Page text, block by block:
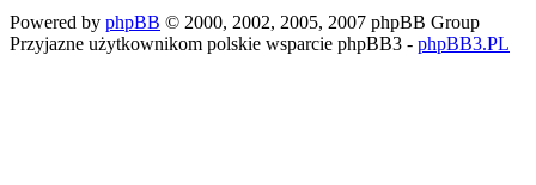
Powered by phpBB © 2000, 2002, 2005, 2007 phpBB Group
Przyjazne użytkownikom polskie wsparcie phpBB3 - phpBB3.PL